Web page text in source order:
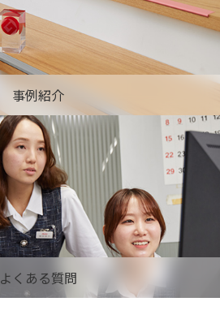
事例紹介
よくある質問